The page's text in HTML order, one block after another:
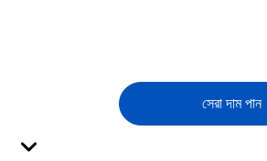
সেরা দাম পান